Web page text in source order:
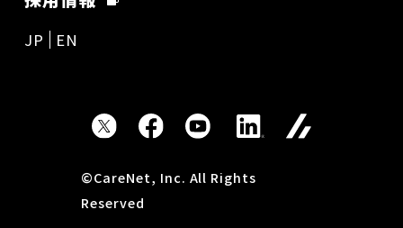
JP EN
©CareNet, Inc. All Rights
Reserved